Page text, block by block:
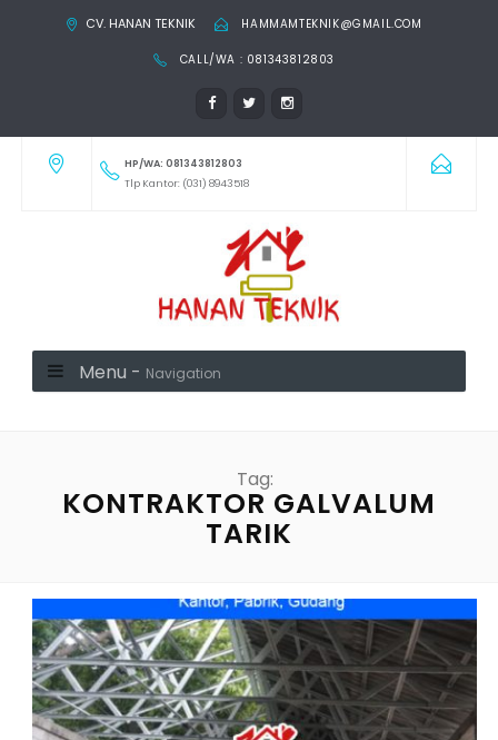
CV. HANAN TEKNIK HAMMAMTEKNIK@GMAIL.COM
CALL/WA : 081343812803
HP/WA: 081343812803
Tlp Kantor: (031) 8943518
Menu - Navigation
Tag:
KONTRAKTOR GALVALUM
TARIK